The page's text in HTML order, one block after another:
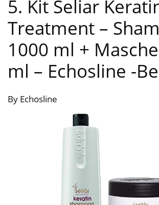
5. Kit Seliar
Treatment –
1000 ml +
ml – Echosline -
By Echosline